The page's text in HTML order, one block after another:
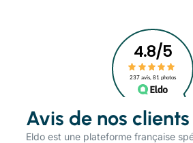
Avis de nos
​Eldo est une plateforme française